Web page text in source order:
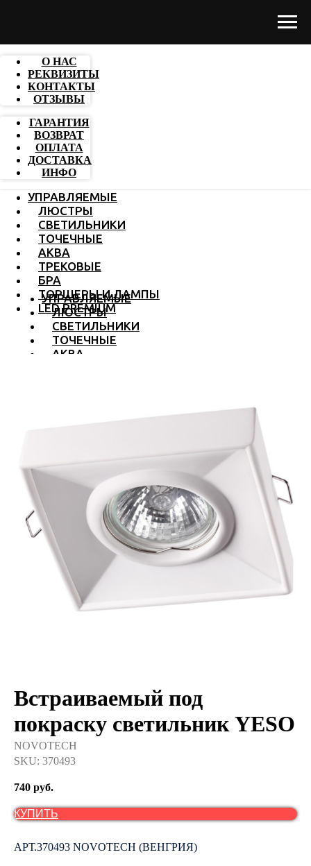
О НАС
РЕКВИЗИТЫ
КОНТАКТЫ
ОТЗЫВЫ
ГАРАНТИЯ
ВОЗВРАТ
ОПЛАТА
ДОСТАВКА
ИНФО
УПРАВЛЯЕМЫЕ
ЛЮСТРЫ
СВЕТИЛЬНИКИ
ТОЧЕЧНЫЕ
АКВА
ТРЕКОВЫЕ
БРА
ТОРШЕРЫ И ЛАМПЫ
LED PREMIUM
УПРАВЛЯЕМЫЕ
ЛЮСТРЫ
СВЕТИЛЬНИКИ
ТОЧЕЧНЫЕ
АКВА
Встраиваемый под
покраску светильник YESO
NOVOTECH
SKU: 370493
740 руб.
КУПИТЬ
АРТ.370493 NOVOTECH (ВЕНГРИЯ)